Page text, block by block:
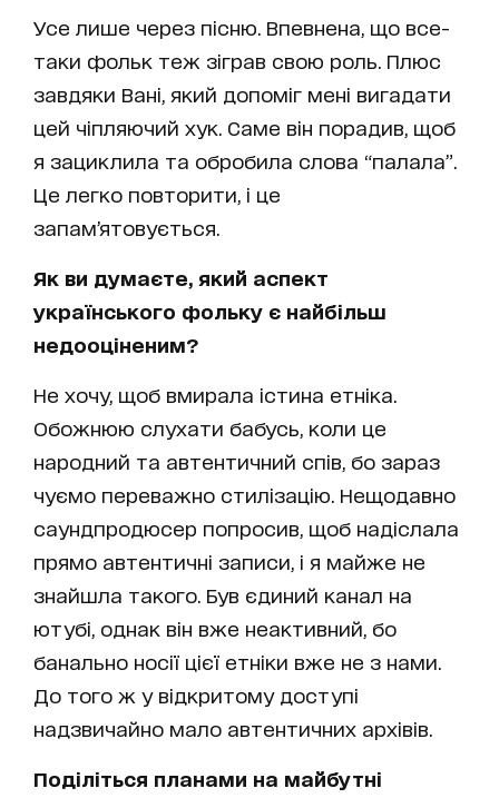
Усе лише через пісню. Впевнена, що все-
таки фольк теж зіграв свою роль. Плюс
завдяки Вані, який допоміг мені вигадати
цей чіпляючий хук. Саме він порадив, щоб
я зациклила та обробила слова “палала”.
Це легко повторити, і це
запам’ятовується.
Як ви думаєте, який аспект
українського фольку є найбільш
недооціненим?
Не хочу, щоб вмирала істина етніка.
Обожнюю слухати бабусь, коли це
народний та автентичний спів, бо зараз
чуємо переважно стилізацію. Нещодавно
саундпродюсер попросив, щоб надіслала
прямо автентичні записи, і я майже не
знайшла такого. Був єдиний канал на
ютубі, однак він вже неактивний, бо
банально носії цієї етніки вже не з нами.
До того ж у відкритому доступі
надзвичайно мало автентичних архівів.
Поділіться планами на майбутні